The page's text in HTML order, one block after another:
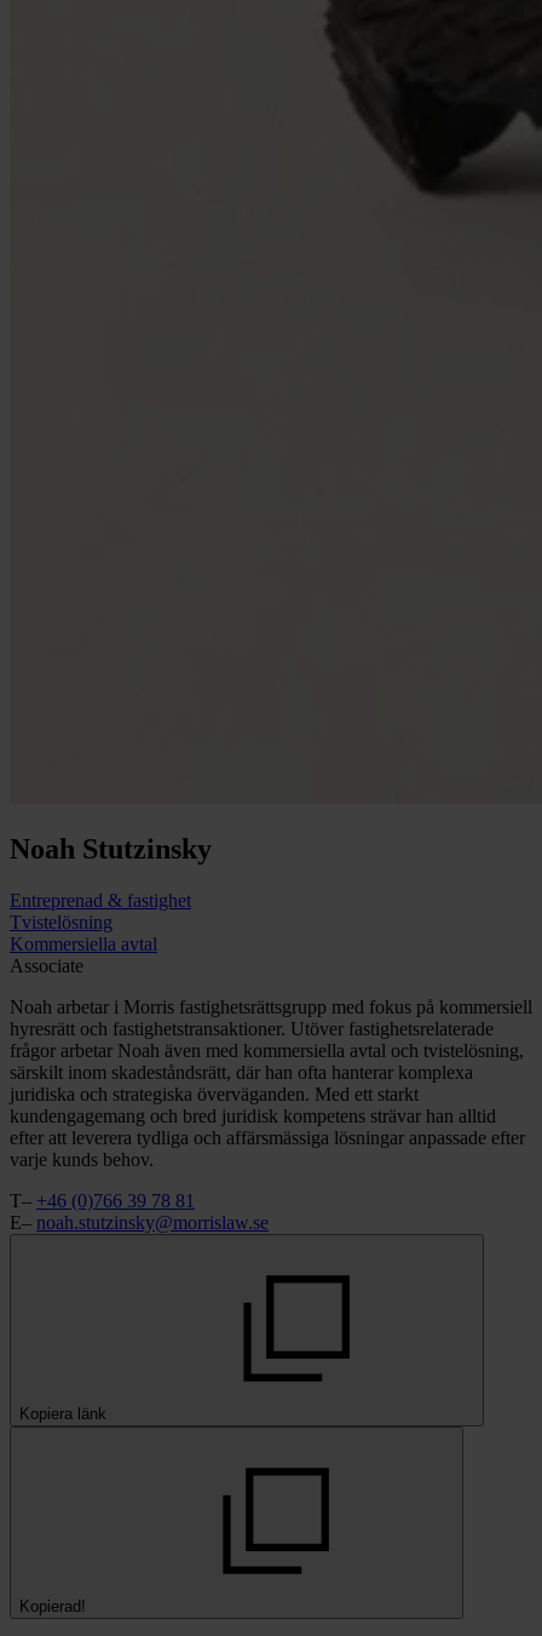
Noah Stutzinsky
Entreprenad & fastighet
Tviste­lösning
Kommers­­iella avtal
Associate
Noah arbetar i Morris fastighetsrättsgrupp med fokus på kommersiell
hyresrätt och fastighetstransaktioner. Utöver fastighetsrelaterade
frågor arbetar Noah även med kommersiella avtal och tvistelösning,
särskilt inom skadeståndsrätt, där han ofta hanterar komplexa
juridiska och strategiska överväganden. Med ett starkt
kundengagemang och bred juridisk kompetens strävar han alltid
efter att leverera tydliga och affärsmässiga lösningar anpassade efter
varje kunds behov.
T– +46 (0)766 39 78 81
E– noah.stutzinsky@morrislaw.se
Kopiera länk
Kopierad!